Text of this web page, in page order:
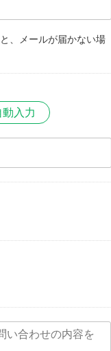
、メールが届かない場
入力